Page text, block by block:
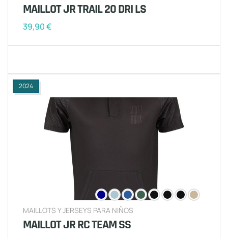
MAILLOT JR TRAIL 20 DRI LS
39,90€
2024
MAILLOTS Y JERSEYS PARA NIÑOS
MAILLOT JR RC TEAM SS